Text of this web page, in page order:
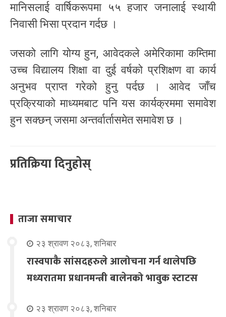
मानिसलाई वार्षिकरूपमा ५५ हजार जनालाई स्थायी
निवासी भिसा प्रदान गर्दछ ।
जसको लागि योग्य हुन, आवेदकले अमेरिकामा कम्तिमा
उच्च विद्यालय शिक्षा वा दुई वर्षको प्रशिक्षण वा कार्य
अनुभव प्राप्त गरेको हुनु पर्दछ । आवेद जाँच
प्रक्रियाको माध्यमबाट पनि यस कार्यक्रममा समावेश
हुन सक्छन् जसमा अन्तर्वार्तासमेत समावेश छ ।
प्रतिक्रिया दिनुहोस्
ताजा समाचार
२३ श्रावण २०८३, शनिबार
रास्वपाकै सांसदहरुले आलोचना गर्न थालेपछि
मध्यरातमा प्रधानमन्त्री बालेनको भावुक स्टाटस
२३ श्रावण २०८३, शनिबार